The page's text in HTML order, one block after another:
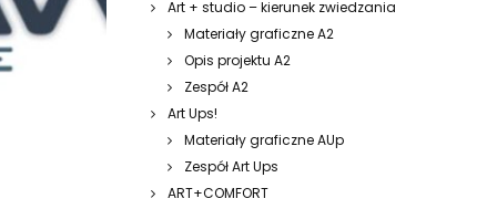
Art + studio – kierunek zwiedzania
Materiały graficzne A2
Opis projektu A2
Zespół A2
Art Ups!
Materiały graficzne AUp
Zespół Art Ups
ART+COMFORT